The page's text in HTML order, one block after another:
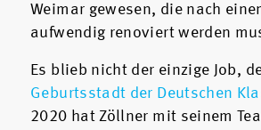
Weimar gewesen, die nach
aufwendig renoviert werden
Es blieb nicht der einzige Job,
Geburtsstadt der Deutschen
2020 hat Zöllner mit seinem